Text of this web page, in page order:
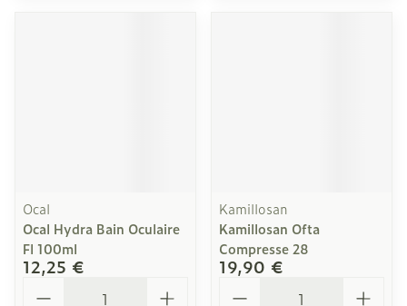
Ocal
Ocal Hydra Bain Oculaire
Fl 100ml
12,25 €
Kamillosan
Kamillosan Ofta
Compresse 28
19,90 €